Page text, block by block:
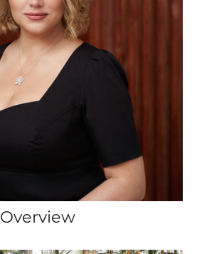
Overview